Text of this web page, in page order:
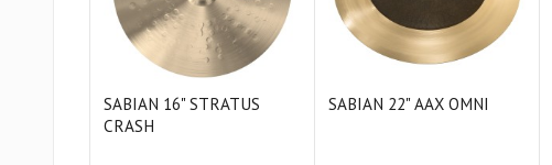
SABIAN 16" STRATUS
CRASH
SABIAN 22" AAX OMNI